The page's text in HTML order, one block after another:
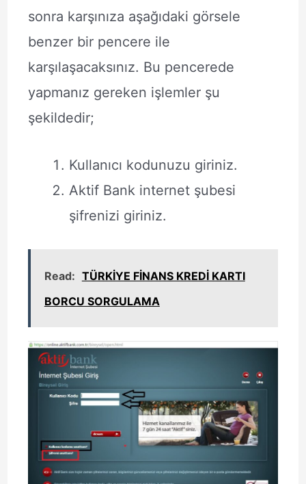
sonra karşınıza aşağıdaki görsele
benzer bir pencere ile
karşılaşacaksınız. Bu pencerede
yapmanız gereken işlemler şu
şekildedir;
Kullanıcı kodunuzu giriniz.
Aktif Bank internet şubesi
şifrenizi giriniz.
Read: TÜRKİYE FİNANS KREDİ KARTI
BORCU SORGULAMA